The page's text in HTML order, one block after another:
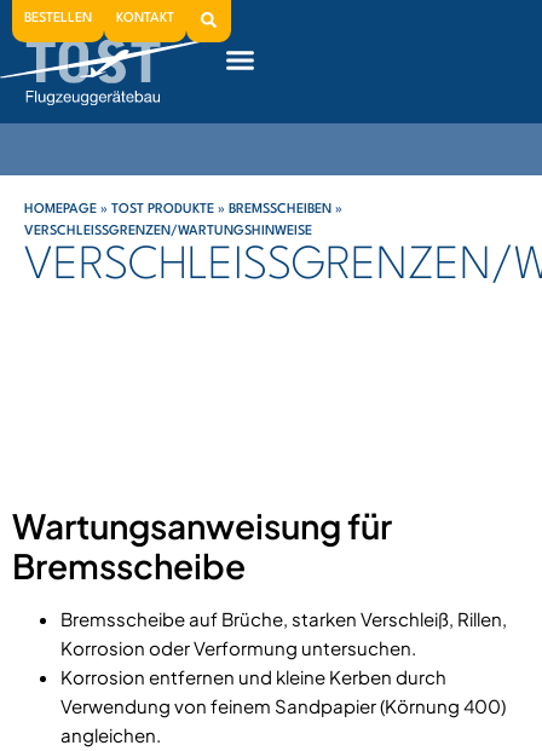
BESTELLEN KONTAKT
HOMEPAGE » TOST PRODUKTE » BREMSSCHEIBEN »
VERSCHLEISSGRENZEN/WARTUNGSHINWEISE
VERSCHLEISSGRENZEN/
Wartungsanweisung für
Bremsscheibe
Bremsscheibe auf Brüche, starken Verschleiß, Rillen,
Korrosion oder Verformung untersuchen.
Korrosion entfernen und kleine Kerben durch
Verwendung von feinem Sandpapier (Körnung 400)
angleichen.